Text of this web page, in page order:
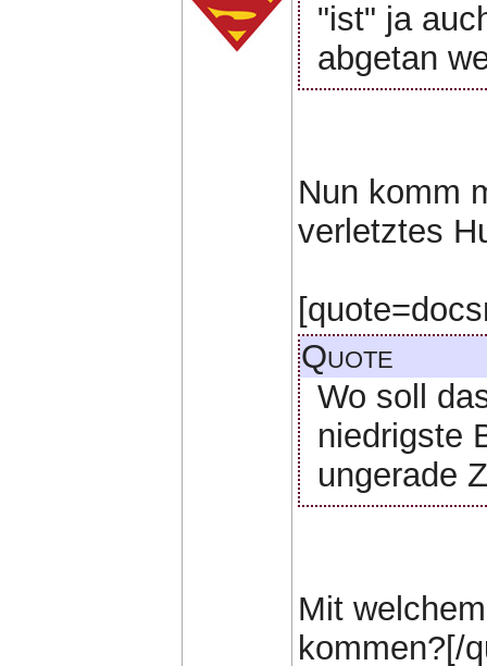
"ist" ja
abgetan
Nun komm
verletztes
Quote
Wo soll
niedrigste
ungerade
Mit
kommen?[/